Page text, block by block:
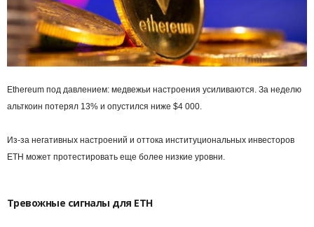
Ethereum под давлением: медвежьи настроения усиливаются. За неделю
альткоин потерял 13% и опустился ниже $4 000.
Из-за негативных настроений и оттока институциональных инвесторов
ETH может протестировать еще более низкие уровни.
Тревожные сигналы для ETH